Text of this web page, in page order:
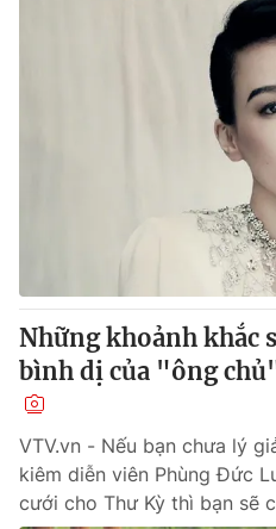
Những khoảnh khắc
bình dị của "ông
VTV.vn - Nếu bạn chưa lý
kiêm diễn viên Phùng Đức
cưới cho Thư Kỳ thì bạn sẽ